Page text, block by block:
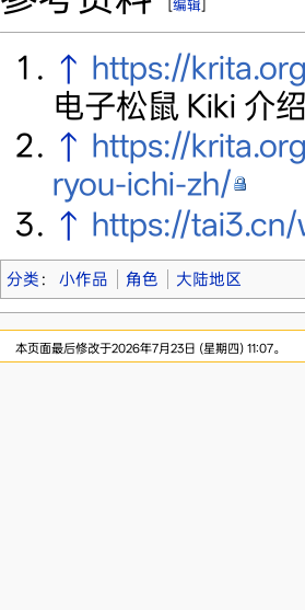
[编辑]
↑ https://
电子松鼠 Kiki 介
↑ https://
ryou-ichi-zh/
↑ https://
分类 ： 小作品 角色 大陆地区
本页面最后修改于2026年7月23日 (星期四) 11:07。